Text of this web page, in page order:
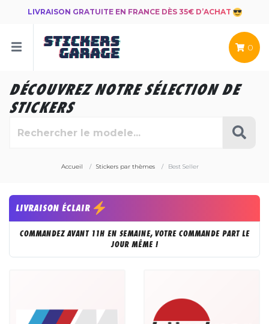
LIVRAISON GRATUITE EN FRANCE DÈS 35€ D’ACHAT
0
DÉCOUVREZ NOTRE SÉLECTION DE
STICKERS
Accueil Stickers par thèmes Best Seller
LIVRAISON ÉCLAIR
COMMANDEZ AVANT 11H EN SEMAINE, VOTRE COMMANDE PART LE
JOUR MÊME !